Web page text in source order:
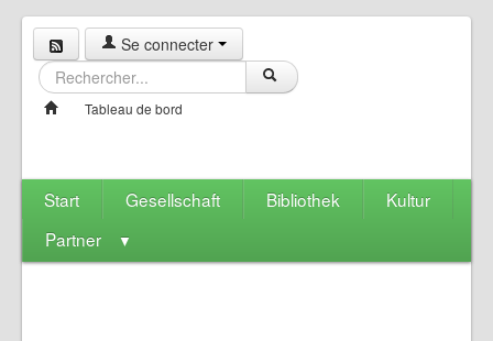
Se connecter
Tableau de bord
Start Gesellschaft Bibliothek
Kultur
Partner
▼